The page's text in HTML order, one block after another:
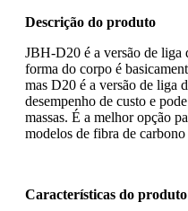
Descrição do produto
JBH-D20 é a versão de
forma do corpo é
mas D20 é a versão de liga
desempenho de custo e
massas. É a melhor opção
modelos de fibra de carbono
Características do produto